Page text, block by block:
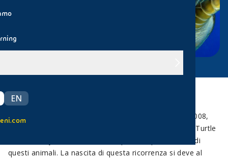
EN
eni.com
Il 16 giugno si celebra la
tartarughe marine
. Istituita per la prima volta nel 2008,
l’iniziativa è oggi sostenuta dall’associazione The Sea Turtle
Conservancy (STC), che si batte per la sopravvivenza di
questi animali. La nascita di questa ricorrenza si deve al